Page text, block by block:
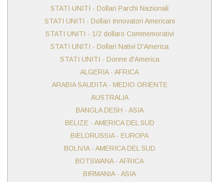
STATI UNITI - Dollari Parchi Nazionali
STATI UNITI - Dollari Innovatori Americani
STATI UNITI - 1/2 dollaro Commemorativi
STATI UNITI - Dollari Nativi D'America
STATI UNITI - Donne d'America
ALGERIA - AFRICA
ARABIA SAUDITA - MEDIO ORIENTE
AUSTRALIA
BANGLA DESH - ASIA
BELIZE - AMERICA DEL SUD
BIELORUSSIA - EUROPA
BOLIVIA - AMERICA DEL SUD
BOTSWANA - AFRICA
BIRMANIA - ASIA